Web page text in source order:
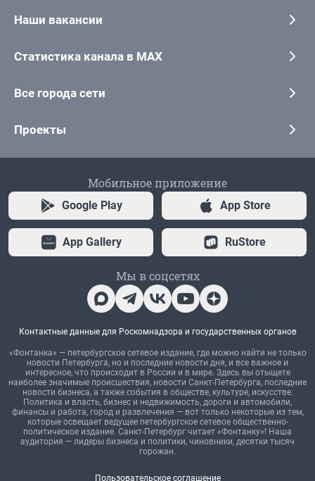
Наши вакансии
Статистика канала в MAX
Все города сети
Проекты
Мобильное приложение
Google Play App Store
App Gallery RuStore
Мы в соцсетях
Контактные данные для Роскомнадзора и государственных органов
«Фонтанка» — петербургское сетевое издание, где можно найти не только
новости Петербурга, но и последние новости дня, и все важное и
интересное, что происходит в России и в мире. Здесь вы отыщете
наиболее значимые происшествия, новости Санкт-Петербурга, последние
новости бизнеса, а также события в обществе, культуре, искусстве.
Политика и власть, бизнес и недвижимость, дороги и автомобили,
финансы и работа, город и развлечения — вот только некоторые из тем,
которые освещает ведущее петербургское сетевое общественно-
политическое издание. Санкт-Петербург читает «Фонтанку»! Наша
аудитория — лидеры бизнеса и политики, чиновники, десятки тысяч
горожан.
Пользовательское соглашение